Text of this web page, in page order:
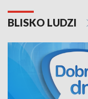
BLISKO LUDZI